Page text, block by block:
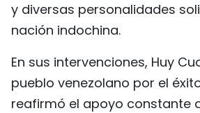
y diversas personalidades
nación indochina.
En sus intervenciones, Huy
pueblo venezolano por el
reafirmó el apoyo constante